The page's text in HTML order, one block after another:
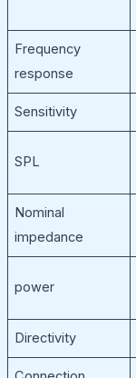
Frequency
response
Sensitivity
SPL
Nominal
impedance
power
Directivity